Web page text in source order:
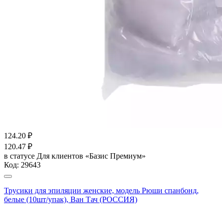
124.20 ₽
120.47 ₽
в статусе Для клиентов «Базис Премиум»
Код: 29643
Трусики для эпиляции женские, модель Рюши спанбонд,
белые (10шт/упак), Ван Тач (РОССИЯ)